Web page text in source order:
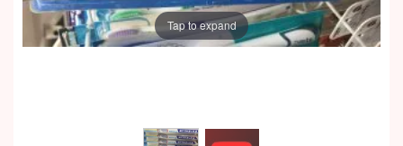
Tap to expand